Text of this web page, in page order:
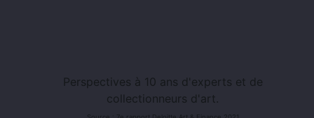
Perspectives à 10 ans d'experts et de
collectionneurs d'art.